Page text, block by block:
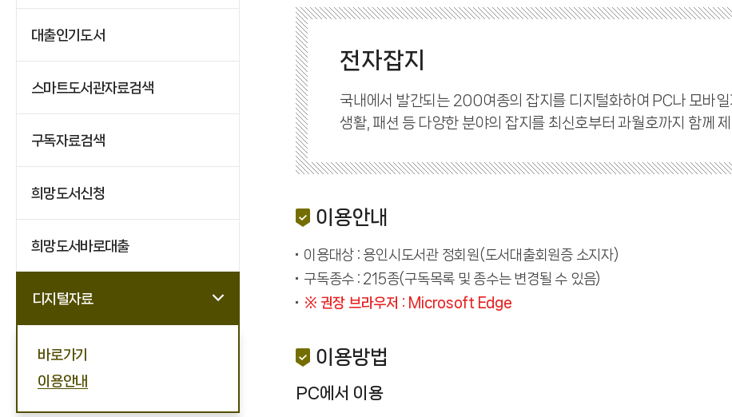
대출인기도서
스마트도서관자료검색
구독자료검색
희망도서신청
희망도서바로대출
디지털자료
바로가기
이용안내
전자잡지
국내에서 발간되는 200여종의 잡지를 디지털화하여 PC나 모바
생활, 패션 등 다양한 분야의 잡지를 최신호부터 과월호까지 함께
이용안내
이용대상 : 용인시도서관 정회원(도서대출회원증 소지자)
구독종수 : 215종(구독목록 및 종수는 변경될 수 있음)
※ 권장 브라우저 : Microsoft Edge
이용방법
PC에서 이용